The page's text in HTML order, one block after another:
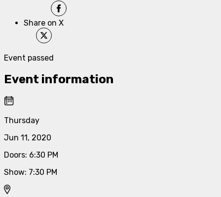
Share on X
Event passed
Event information
Thursday
Jun 11, 2020
Doors: 6:30 PM
Show: 7:30 PM